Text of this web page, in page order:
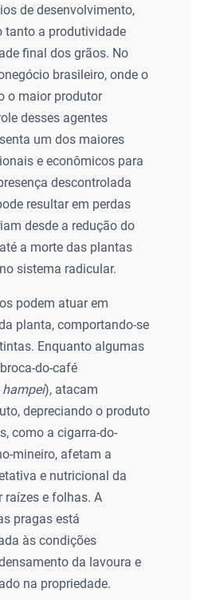
de desenvolvimento,
tanto a produtividade
final dos grãos. No
brasileiro, onde o
o maior produtor
desses agentes
um dos maiores
e econômicos para
descontrolada
resultar em perdas
desde a redução do
a morte das plantas
sistema radicular.
podem atuar em
planta, comportando-se
Enquanto algumas
do-café
hampei), atacam
depreciando o produto
como a cigarra-do-
mineiro, afetam a
e nutricional da
raízes e folhas. A
pragas está
às condições
da lavoura e
na propriedade.